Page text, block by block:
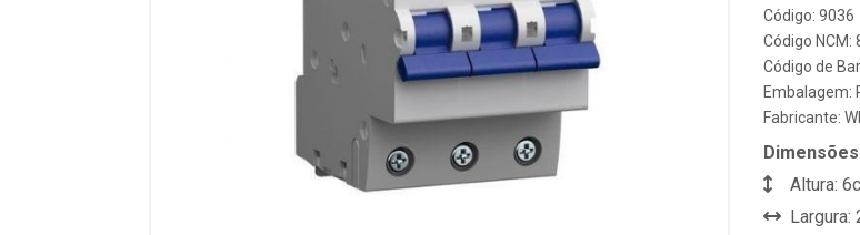
Código: 9036
Código NCM:
Código de
Embalagem:
Fabricante:
Altura:
Largura: